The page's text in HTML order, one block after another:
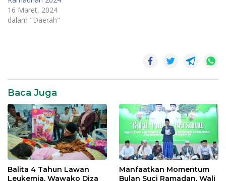
16 Maret, 2024
dalam "Daerah"
SR28
Baca Juga
Balita 4 Tahun Lawan
Leukemia, Wawako Diza
Manfaatkan Momentum
Bulan Suci Ramadan, Wali